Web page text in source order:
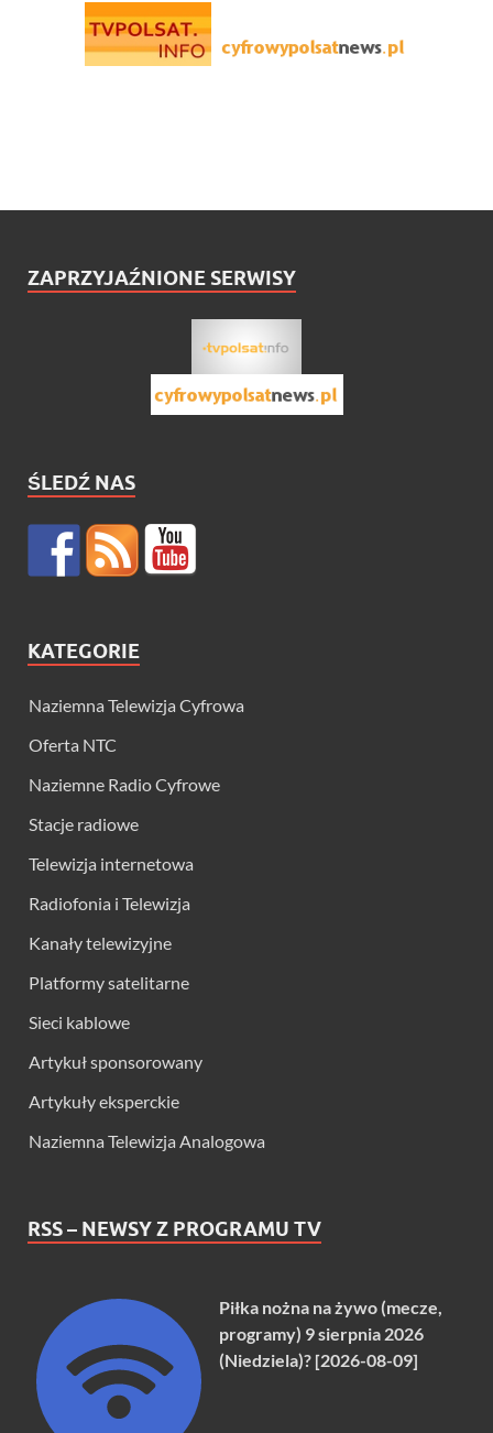
ZAPRZYJAŹNIONE SERWISY
ŚLEDŹ NAS
KATEGORIE
Naziemna Telewizja Cyfrowa
Oferta NTC
Naziemne Radio Cyfrowe
Stacje radiowe
Telewizja internetowa
Radiofonia i Telewizja
Kanały telewizyjne
Platformy satelitarne
Sieci kablowe
Artykuł sponsorowany
Artykuły eksperckie
Naziemna Telewizja Analogowa
RSS – NEWSY Z PROGRAMU TV
Piłka nożna na żywo (mecze,
programy) 9 sierpnia 2026
(Niedziela)? [2026-08-09]